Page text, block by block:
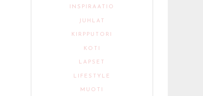
INSPIRAATIO
JUHLAT
KIRPPUTORI
KOTI
LAPSET
LIFESTYLE
MUOTI